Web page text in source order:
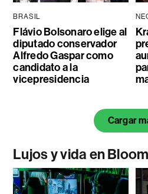
BRASIL
Flávio Bolsonaro elige al
diputado conservador
Alfredo Gaspar como
candidato a la
vicepresidencia
Cargar
Lujos y vida en